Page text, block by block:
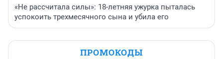
«Не рассчитала силы»: 18-летняя ужурка пыталась
успокоить трехмесячного сына и убила его
ПРОМОКОДЫ